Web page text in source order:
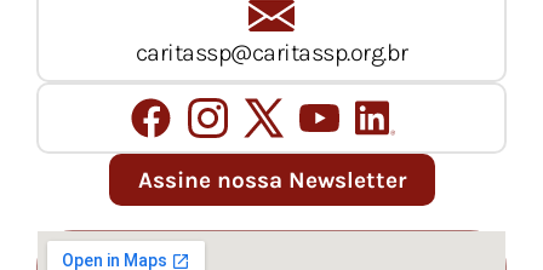
caritassp@caritassp.org.br
Assine nossa Newsletter